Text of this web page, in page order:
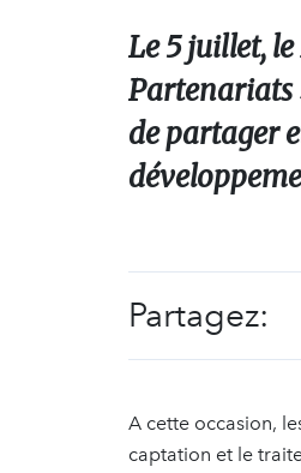
Le 5 juillet,
Partenariats
de partager
Partagez:
A cette occasion,
captation et le